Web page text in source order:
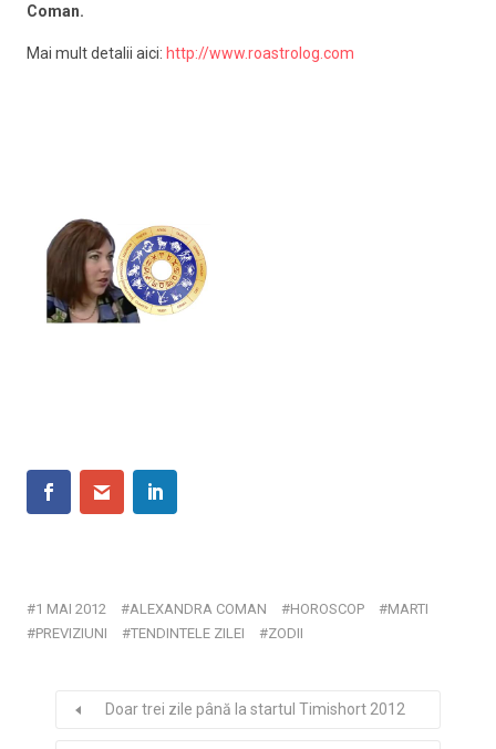
Coman.
Mai mult detalii aici: http://www.roastrolog.com
1 MAI 2012 ALEXANDRA COMAN HOROSCOP
MARTI
PREVIZIUNI
TENDINTELE ZILEI ZODII
Doar trei zile până la startul Timishort 2012